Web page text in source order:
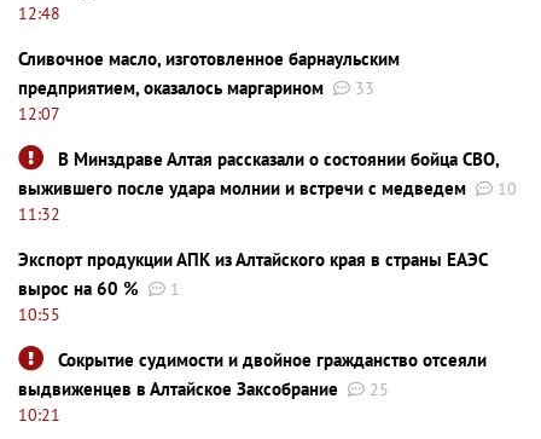
12:48
Сливочное масло, изготовленное барнаульским
предприятием, оказалось маргарином
33
12:07
В Минздраве Алтая рассказали о состоянии бойца СВО,
выжившего после удара молнии и встречи с медведем
10
11:32
Экспорт продукции АПК из Алтайского края в страны ЕАЭС
вырос на 60 %
1
10:55
Сокрытие судимости и двойное гражданство отсеяли
выдвиженцев в Алтайское Заксобрание
25
10:21